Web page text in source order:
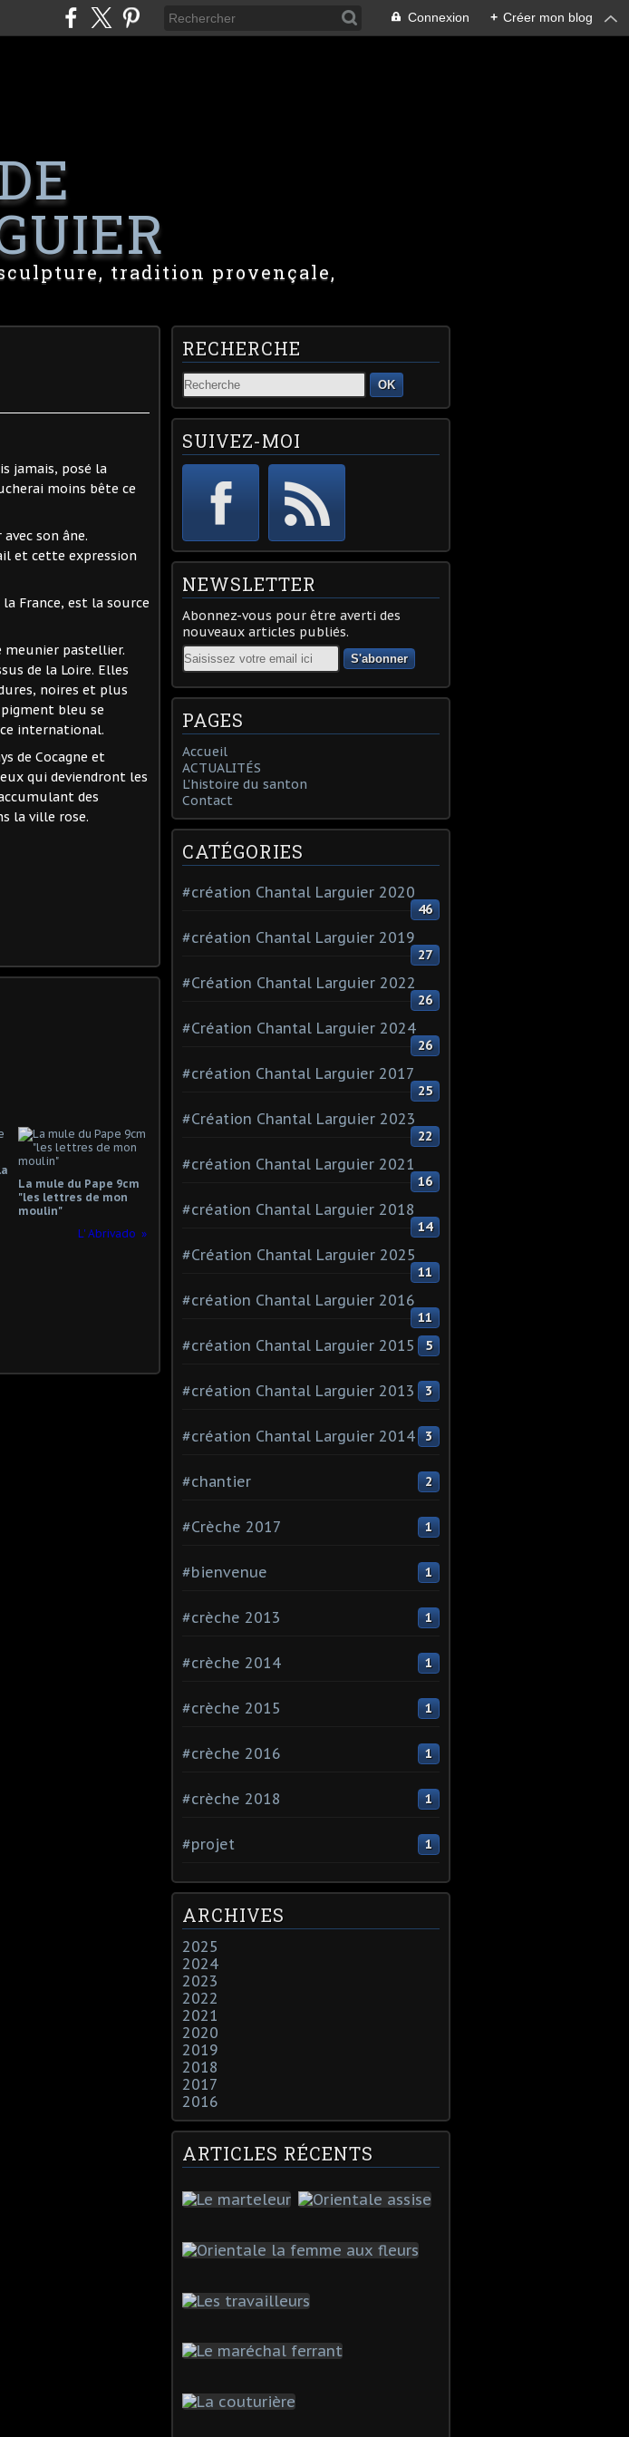
Connexion + Créer mon blog
tradition provençale,
jamais, posé la
moins bête ce
son âne.
et cette expression
France, est la source
meunier pastellier.
de la Loire. Elles
noires et plus
bleu se
international.
de Cocagne et
qui deviendront les
des
la ville rose.
La mule du Pape 9cm
"les lettres de mon
moulin"
L' Abrivado
RECHERCHE
OK
SUIVEZ-MOI
NEWSLETTER
Abonnez-vous pour être averti des
nouveaux articles publiés.
Email
PAGES
Accueil
ACTUALITÉS
L'histoire du santon
Contact
CATÉGORIES
#création Chantal Larguier 2020
46
#création Chantal Larguier 2019
27
#Création Chantal Larguier 2022
26
#Création Chantal Larguier 2024
26
#création Chantal Larguier 2017
25
#Création Chantal Larguier 2023
22
#création Chantal Larguier 2021
16
#création Chantal Larguier 2018
14
#Création Chantal Larguier 2025
11
#création Chantal Larguier 2016
11
#création Chantal Larguier 2015 5
#création Chantal Larguier 2013 3
#création Chantal Larguier 2014 3
#chantier 2
#Crèche 2017 1
#bienvenue 1
#crèche 2013 1
#crèche 2014 1
#crèche 2015 1
#crèche 2016 1
#crèche 2018 1
#projet 1
ARCHIVES
2025
2024
2023
2022
2021
2020
2019
2018
2017
2016
ARTICLES RÉCENTS